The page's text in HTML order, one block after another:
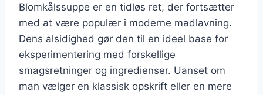
Blomkålssuppe er en tidløs ret, der fortsætter
med at være populær i moderne madlavning.
Dens alsidighed gør den til en ideel base for
eksperimentering med forskellige
smagsretninger og ingredienser. Uanset om
man vælger en klassisk opskrift eller en mere